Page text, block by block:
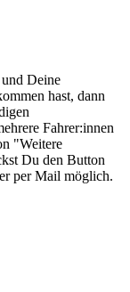
Deine
hast, dann
Fahrer:innen
"Weitere
Du den Button
per Mail möglich.